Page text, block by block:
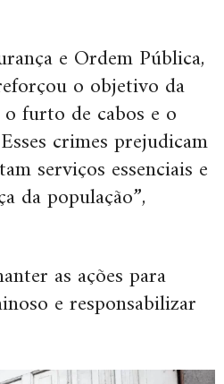
e Ordem Pública,
o objetivo da
o furto de cabos e o
crimes prejudicam
serviços essenciais e
da população”,
as ações para
e responsabilizar